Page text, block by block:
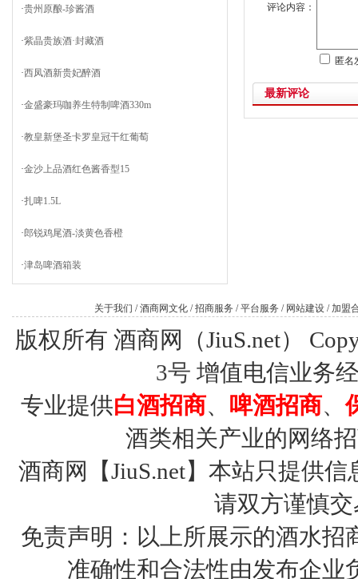
·贵州原酿-珍酱酒
·紫晶贵族酒·封藏酒
·西凤酒新贵妃醉酒
·金盛豪玛咖养生特制啤酒330m
·教皇新堡圣卡罗皇冠干红葡萄
·金沙上品酒红色酱香型15
·扎啤1.5L
·郎锐鸡尾酒-淡黄色香橙
·津岛啤酒箱装
评论内容：
匿
最新评论
关于我们 /酒商网文化 /招商服务 /平台服务 / 网站建设 /加盟
版权所有 酒商网（JiuS.net）
3号 增值电信业务
专业提供白酒招商、 啤酒招商、
酒类相关产业的网络
酒商网【JiuS.net】本站只提供
请双方谨慎
免责声明：以上所展示的酒水
准确性和合法性由发布企业